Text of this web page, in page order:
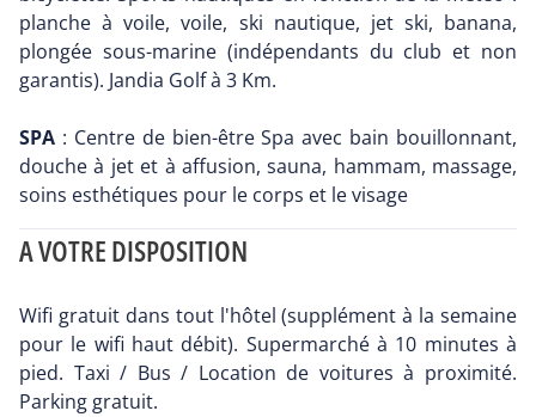
planche à voile, voile, ski nautique, jet ski, banana,
plongée sous-marine (indépendants du club et non
garantis). Jandia Golf à 3 Km.
SPA : Centre de bien-être Spa avec bain bouillonnant,
douche à jet et à affusion, sauna, hammam, massage,
soins esthétiques pour le corps et le visage
A VOTRE DISPOSITION
Wifi gratuit dans tout l'hôtel (supplément à la semaine
pour le wifi haut débit). Supermarché à 10 minutes à
pied. Taxi / Bus / Location de voitures à proximité.
Parking gratuit.